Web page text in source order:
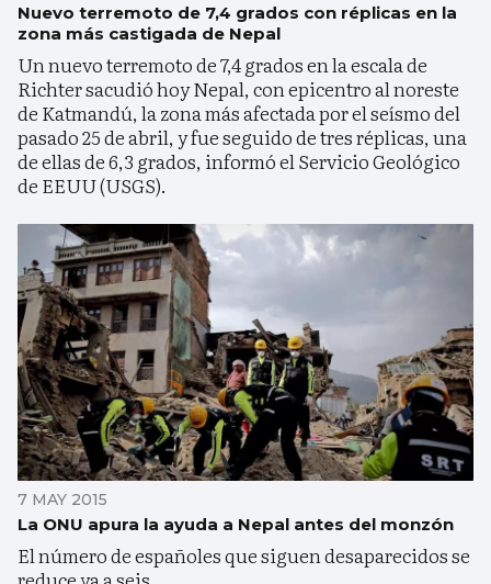
Nuevo terremoto de 7,4 grados con réplicas en la
zona más castigada de Nepal
Un nuevo terremoto de 7,4 grados en la escala de
Richter sacudió hoy Nepal, con epicentro al noreste
de Katmandú, la zona más afectada por el seísmo del
pasado 25 de abril, y fue seguido de tres réplicas, una
de ellas de 6,3 grados, informó el Servicio Geológico
de EEUU (USGS).
7 MAY 2015
La ONU apura la ayuda a Nepal antes del monzón
El número de españoles que siguen desaparecidos se